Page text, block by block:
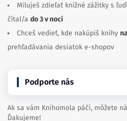
Miluješ zdieľať knižné zážitky s
čítal/a do 3 v noci
Chceš vedieť, kde nakúpiš knihy
prehľadávania desiatok e-shopov
Podporte nás
Ak sa vám Knihomola páči, môžete
Ďakujeme!